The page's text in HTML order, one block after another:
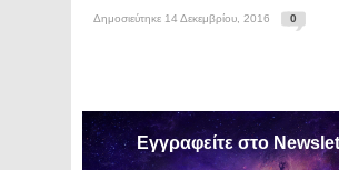
Δημοσιεύτηκε 14 Δεκεμβρίου, 2016 0
Εγγραφείτε στο